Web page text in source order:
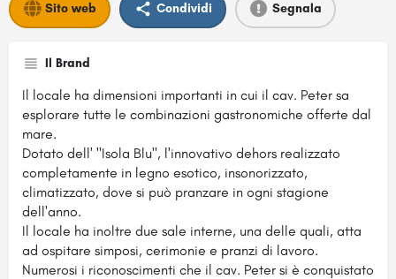
Sito web Condividi Segnala
Il Brand
Il locale ha dimensioni importanti in cui il cav. Peter sa
esplorare tutte le combinazioni gastronomiche offerte dal
mare.
Dotato dell' "Isola Blu", l'innovativo dehors realizzato
completamente in legno esotico, insonorizzato,
climatizzato, dove si può pranzare in ogni stagione
dell'anno.
Il locale ha inoltre due sale interne, una delle quali, atta
ad ospitare simposi, cerimonie e pranzi di lavoro.
Numerosi i riconoscimenti che il cav. Peter si è conquistato